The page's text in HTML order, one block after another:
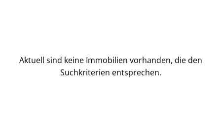
Aktuell sind keine Immobilien vorhanden, die den
Suchkriterien entsprechen.